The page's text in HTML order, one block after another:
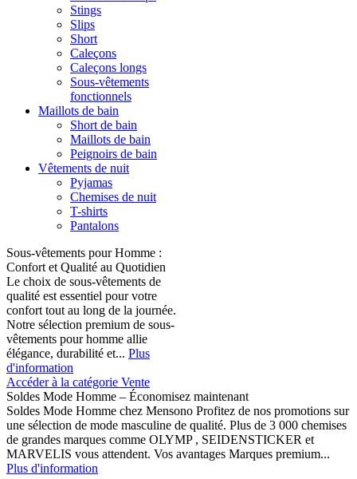
Stings
Slips
Short
Caleçons
Caleçons longs
Sous-vêtements
fonctionnels
Maillots de bain
Short de bain
Maillots de bain
Peignoirs de bain
Vêtements de nuit
Pyjamas
Chemises de nuit
T-shirts
Pantalons
Sous-vêtements pour Homme :
Confort et Qualité au Quotidien
Le choix de sous-vêtements de
qualité est essentiel pour votre
confort tout au long de la journée.
Notre sélection premium de sous-
vêtements pour homme allie
élégance, durabilité et... Plus
d'information
Accéder à la catégorie Vente
Soldes Mode Homme – Économisez maintenant
Soldes Mode Homme chez Mensono Profitez de nos promotions sur
une sélection de mode masculine de qualité. Plus de 3 000 chemises
de grandes marques comme OLYMP , SEIDENSTICKER et
MARVELIS vous attendent. Vos avantages Marques premium...
Plus d'information